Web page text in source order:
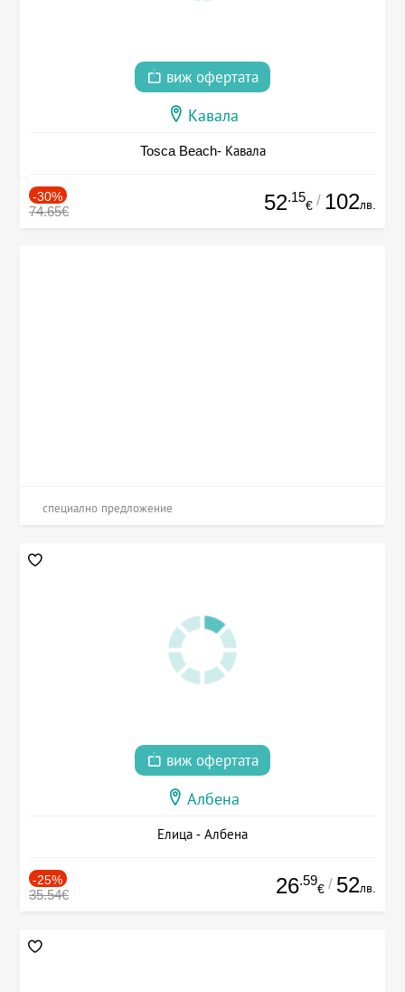
виж офертата
Кавала
Tosca Beach- Кавала
-30%
74.65€ 52.15
€ / 102лв.
специално предложение
виж офертата
Албена
Елица - Албена
-25%
35.54€ 26.59
€ / 52лв.